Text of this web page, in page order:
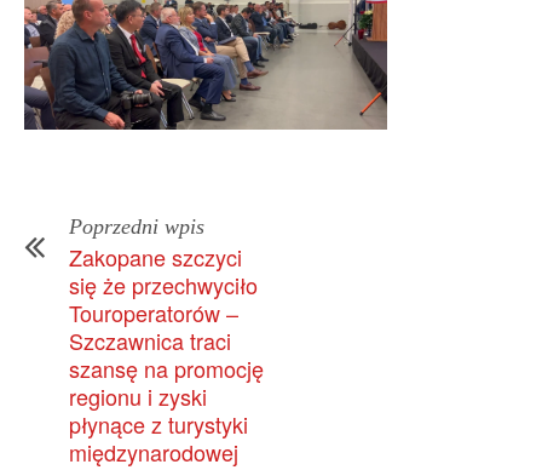
Poprzedni wpis
Zakopane szczyci
się że przechwyciło
Touroperatorów –
Szczawnica traci
szansę na promocję
regionu i zyski
płynące z turystyki
międzynarodowej